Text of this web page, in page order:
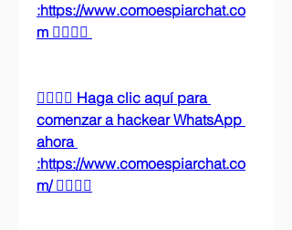
:https://www.comoespiarchat.co
m 👈🏻👈🏻
👉🏻👉🏻 Haga clic aquí para
comenzar a hackear WhatsApp
ahora
:https://www.comoespiarchat.co
m/ 👈🏻👈🏻